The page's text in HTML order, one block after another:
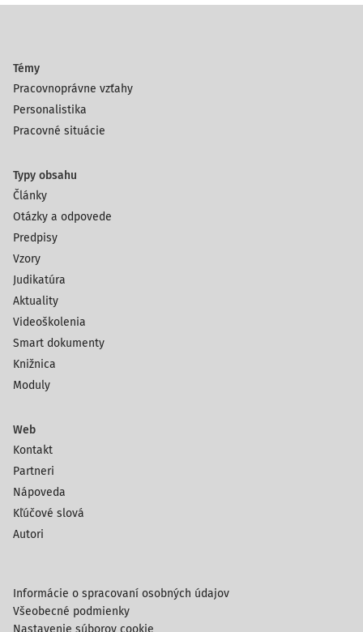
Témy
Pracovnoprávne vzťahy
Personalistika
Pracovné situácie
Typy obsahu
Články
Otázky a odpovede
Predpisy
Vzory
Judikatúra
Aktuality
Videoškolenia
Smart dokumenty
Knižnica
Moduly
Web
Kontakt
Partneri
Nápoveda
Kľúčové slová
Autori
Informácie o spracovaní osobných údajov
Všeobecné podmienky
Nastavenie súborov cookie